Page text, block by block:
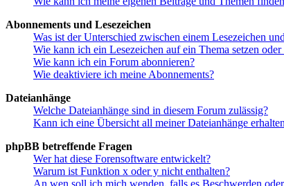
Abonnements und Lesezeichen
Was ist der Unterschied zwischen einem Lesezeichen
Wie kann ich ein Lesezeichen auf ein Thema setzen
Wie kann ich ein Forum abonnieren?
Wie deaktiviere ich meine Abonnements?
Dateianhänge
Welche Dateianhänge sind in diesem Forum zulässig?
Kann ich eine Übersicht all meiner Dateianhänge
phpBB betreffende Fragen
Wer hat diese Forensoftware entwickelt?
Warum ist Funktion x oder y nicht enthalten?